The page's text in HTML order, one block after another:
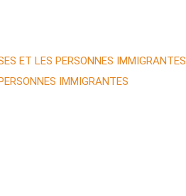
ET LES PERSONNES IMMIGRANTES
IMMIGRANTES